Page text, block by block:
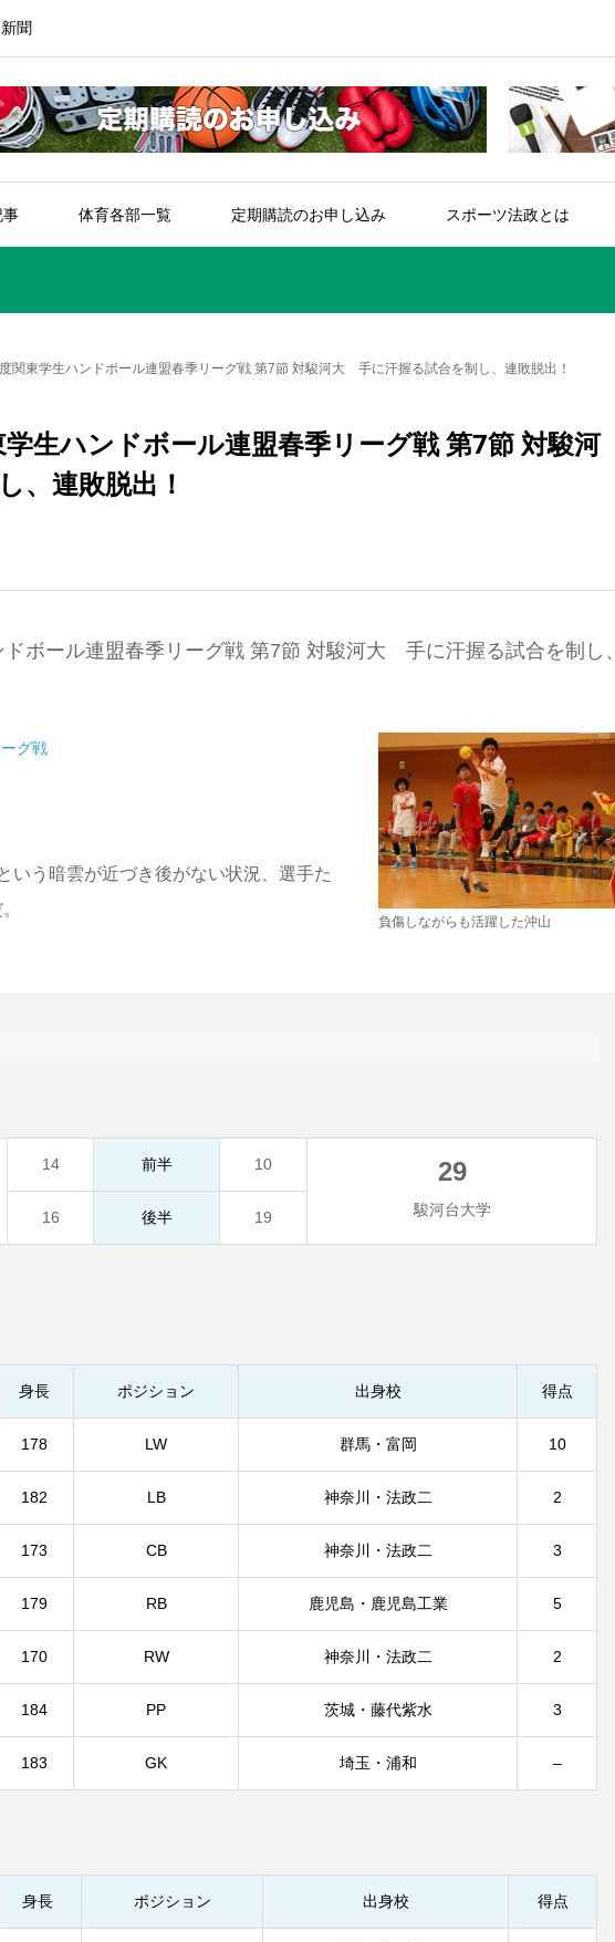
聞
事 体育各部一覧 定期購読のお申し込み スポーツ法政とは
関東学生ハンドボール連盟春季リーグ戦 第7節 対駿河大 手に汗握る試合を制し、連敗脱出！
学生ハンドボール連盟春季リーグ戦 第7節 対駿河
、連敗脱出！
ドボール連盟春季リーグ戦 第7節 対駿河大 手に汗握る試合を制し、
グ戦
いう暗雲が近づき後がない状況、選手た
負傷しながらも活躍した沖山
14 前半 10 29
駿河台大学
16 後半 19
身長 ポジション 出身校 得点
178 LW 群馬・富岡 10
182 LB 神奈川・法政二 2
173 CB 神奈川・法政二 3
179 RB 鹿児島・鹿児島工業 5
170 RW 神奈川・法政二 2
184 PP 茨城・藤代紫水 3
183 GK 埼玉・浦和 –
身長 ポジション 出身校 得点